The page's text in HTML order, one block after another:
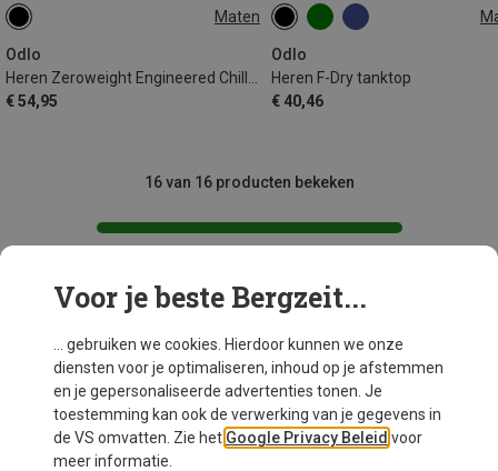
Maten
Odlo
€ 54,95
XXL
Odlo
Heren F-Dry tanktop
€ 40,46
S M L
16 van 16 producten bekeken
Mogelijk interessant voor je
Voor je beste Bergzeit...
... gebruiken we cookies. Hierdoor kunnen we onze
diensten voor je optimaliseren, inhoud op je afstemmen
en je gepersonaliseerde advertenties tonen. Je
toestemming kan ook de verwerking van je gegevens in
de VS omvatten. Zie het Google Privacy Beleid voor
meer informatie.